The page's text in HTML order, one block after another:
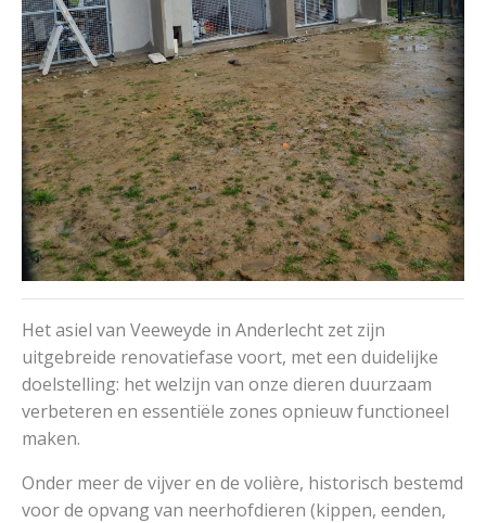
Het asiel van Veeweyde in Anderlecht zet zijn
uitgebreide renovatiefase voort, met een duidelijke
doelstelling: het welzijn van onze dieren duurzaam
verbeteren en essentiële zones opnieuw functioneel
maken.
Onder meer de vijver en de volière, historisch bestemd
voor de opvang van neerhofdieren (kippen, eenden,